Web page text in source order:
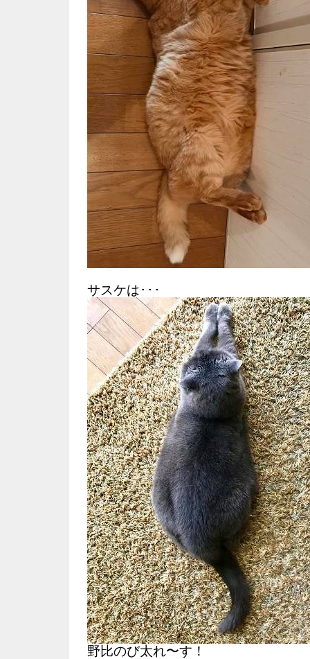
サスケは･･･
野比のび太れ〜す！